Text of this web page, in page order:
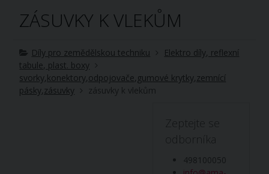
ZÁSUVKY K VLEKŮM
Díly pro zemědělskou techniku
Elektro díly, reflexní
tabule, plast. boxy
svorky,konektory,odpojovače,gumové krytky,zemnící
pásky,zásuvky
zásuvky k vlekům
Zeptejte se
odborníka
498100050